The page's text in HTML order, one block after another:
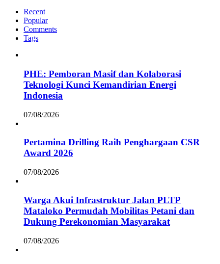
Recent
Popular
Comments
Tags
PHE: Pemboran Masif dan Kolaborasi
Teknologi Kunci Kemandirian Energi
Indonesia
07/08/2026
Pertamina Drilling Raih Penghargaan CSR
Award 2026
07/08/2026
Warga Akui Infrastruktur Jalan PLTP
Mataloko Permudah Mobilitas Petani dan
Dukung Perekonomian Masyarakat
07/08/2026